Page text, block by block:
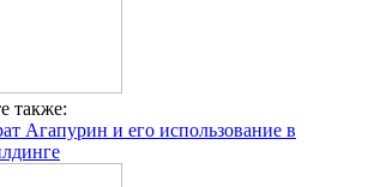
также:
Агапурин и его использование в